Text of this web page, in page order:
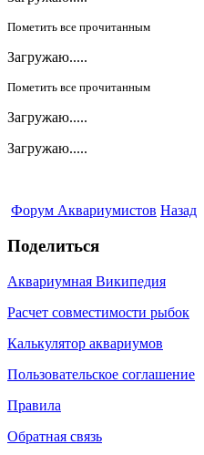
Пометить все прочитанным
Загружаю.....
Пометить все прочитанным
Загружаю.....
Загружаю.....
Форум Аквариумистов Назад
Поделиться
Аквариумная Википедия
Расчет совместимости рыбок
Калькулятор аквариумов
Пользовательское соглашение
Правила
Обратная связь